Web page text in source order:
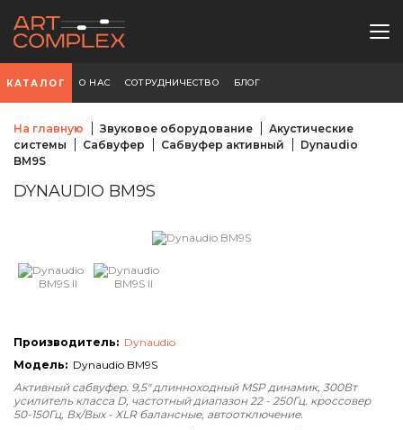
КАТАЛОГ О НАС СОТРУДНИЧЕСТВО БЛОГ
На главную Звуковое оборудование
Акустические
системы
Сабвуфер Сабвуфер активный
Dynaudio
BM9S
DYNAUDIO BM9S
Производитель: Dynaudio
Модель: Dynaudio BM9S
Активный сабвуфер. 9,5" длинноходный MSP динамик, 300Вт
усилитель класса D, частотный диапазон 22 - 250Гц. кроссовер
50-150Гц, Вх/Вых - XLR балансные, автоотключение.